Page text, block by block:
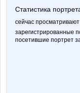
Статистика
сейчас
зарегистрированные
посетившие портрет